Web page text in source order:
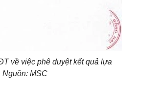
về việc phê duyệt kết quả lựa
Nguồn: MSC